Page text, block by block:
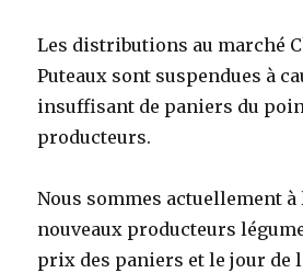
Les distributions au marché
Puteaux sont suspendues à
insuffisant de paniers du
producteurs.
Nous sommes actuellement à
nouveaux producteurs
prix des paniers et le jour de